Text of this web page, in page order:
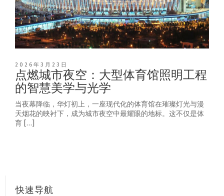
2026年3月23日
点燃城市夜空：大型体育馆照明工程
的智慧美学与光学
当夜幕降临，华灯初上，一座现代化的体育馆在璀璨灯光与漫
天烟花的映衬下，成为城市夜空中最耀眼的地标。这不仅是体
育 […]
快速导航